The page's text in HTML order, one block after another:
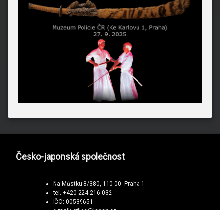
Česko-japonská společnost
Na Můstku 8/380, 110 00 Praha 1
tel. +420 224 216 032
IČO: 00539651